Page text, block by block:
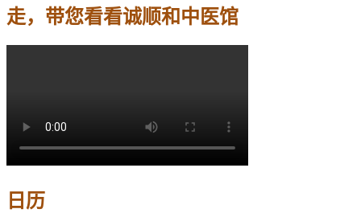
走，带您看看诚顺和中医馆
日历